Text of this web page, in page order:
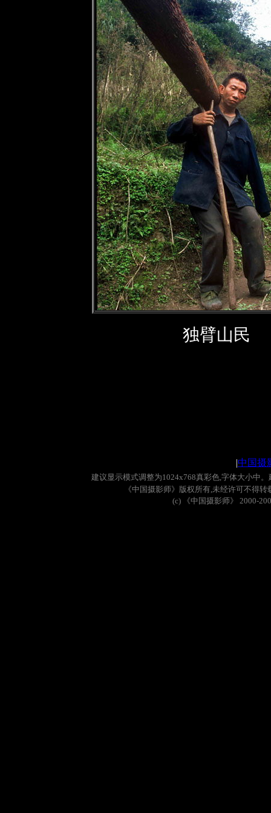
独臂山民
|中国摄
建议显示模式调整为1024x768真彩色,字体大小中。
《中国摄影师》版权所有,未经许可不得转
(c)
《中国摄影师》 2000-200